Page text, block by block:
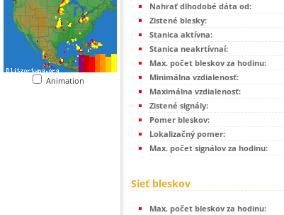
Animation
Nahrať dlhodobé dáta od:
Zistené blesky:
Stanica aktívna:
Stanica neakrtívnaí:
Max. počet bleskov za hodinu:
Minimálna vzdialenosť:
Maximálna vzdialenosť:
Zistené signály:
Pomer bleskov:
Lokalizačný pomer:
Max. počet signálov za hodinu:
Sieť bleskov
Max. počet bleskov za hodinu: